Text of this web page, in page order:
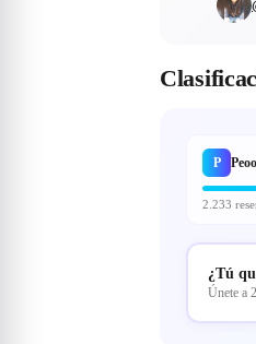
P
2.233
¿Tú
Únete a